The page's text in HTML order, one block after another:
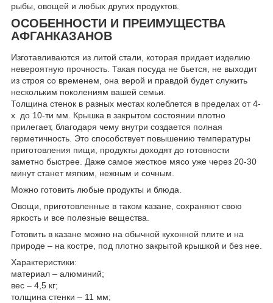
рыбы, овощей и любых других продуктов.
ОСОБЕННОСТИ И ПРЕИМУЩЕСТВА
АФГАНКАЗАНОВ
Изготавливаются из литой стали, которая придает изделию
невероятную прочность. Такая посуда не бьется, не выходит
из строя со временем, она верой и правдой будет служить
нескольким поколениям вашей семьи.
Толщина стенок в разных местах колеблется в пределах от 4-
х до 10-ти мм. Крышка в закрытом состоянии плотно
прилегает, благодаря чему внутри создается полная
герметичность. Это способствует повышению температуры
приготовления пищи, продукты доходят до готовности
заметно быстрее. Даже самое жесткое мясо уже через 20-30
минут станет мягким, нежным и сочным.
Можно готовить любые продукты и блюда.
Овощи, приготовленные в таком казане, сохраняют свою
яркость и все полезные вещества.
Готовить в казане можно на обычной кухонной плите и на
природе – на костре, под плотно закрытой крышкой и без нее.
Характеристики:
материал – алюминий;
вес – 4,5 кг;
толщина стенки – 11 мм;